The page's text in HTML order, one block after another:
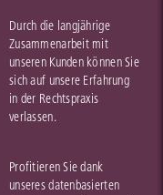
Durch die langjährige
Zusammenarbeit mit
unseren Kunden können Sie
sich auf unsere Erfahrung
in der Rechtspraxis
verlassen.
Profitieren Sie dank
unseres datenbasierten